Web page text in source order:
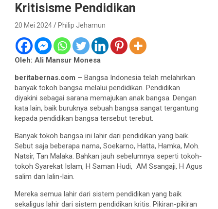
Kritisisme Pendidikan
20 Mei 2024 Philip Jehamun
Oleh: Ali Mansur Monesa
beritabernas.com – Bangsa Indonesia telah melahirkan
banyak tokoh bangsa melalui pendidikan. Pendidikan
diyakini sebagai sarana memajukan anak bangsa. Dengan
kata lain, baik buruknya sebuah bangsa sangat tergantung
kepada pendidikan bangsa tersebut terebut.
Banyak tokoh bangsa ini lahir dari pendidikan yang baik.
Sebut saja beberapa nama, Soekarno, Hatta, Hamka, Moh.
Natsir, Tan Malaka. Bahkan jauh sebelumnya seperti tokoh-
tokoh Syarekat Islam, H Saman Hudi, AM Ssangaji, H Agus
salim dan lalin-lain.
Mereka semua lahir dari sistem pendidikan yang baik
sekaligus lahir dari sistem pendidikan kritis. Pikiran-pikiran